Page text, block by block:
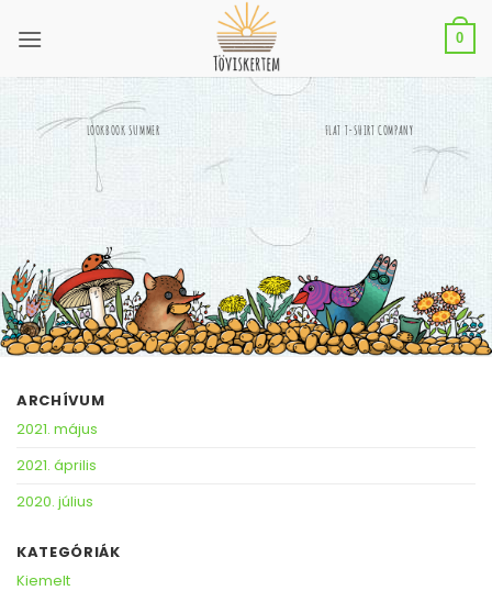
0
LOOKBOOK SUMMER FLAT T-SHIRT COMPANY
ARCHÍVUM
2021. május
2021. április
2020. július
KATEGÓRIÁK
Kiemelt